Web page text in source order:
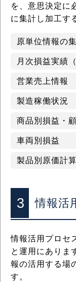
を、意思決定に
に集計し加工す
原単位情報の
月次損益実績
営業売上情報
製造稼働状況
商品別損益・
車両別損益
製品別原価計
3 情報活
情報活用プロセ
と運用にありま
報の活用する場
す。